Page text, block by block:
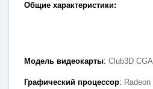
Общие характеристики:
Модель видеокарты: Club3D
Графический процессор: